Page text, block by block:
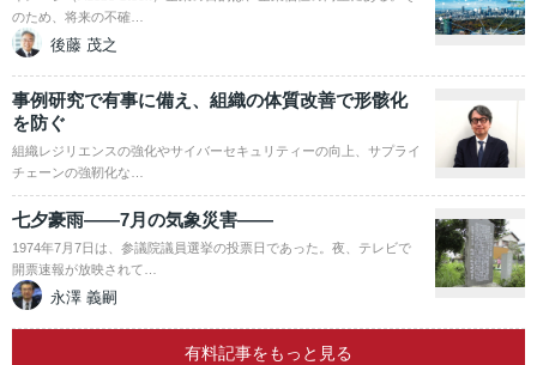
のため、将来の不確…
後藤 茂之
事例研究で有事に備え、組織の体質改善で形骸化
を防ぐ
組織レジリエンスの強化やサイバーセキュリティーの向上、サプライ
チェーンの強靭化な…
七夕豪雨――7月の気象災害――
1974年7月7日は、参議院議員選挙の投票日であった。夜、テレビで
開票速報が放映されて…
永澤 義嗣
有料記事をもっと見る